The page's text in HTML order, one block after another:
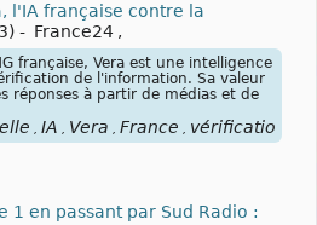
l'IA française contre la
- France24 ,
française, Vera est une intelligence
de l'information. Sa valeur
réponses à partir de médias et de
, IA , Vera , France , vérification
1 en passant par Sud Radio :